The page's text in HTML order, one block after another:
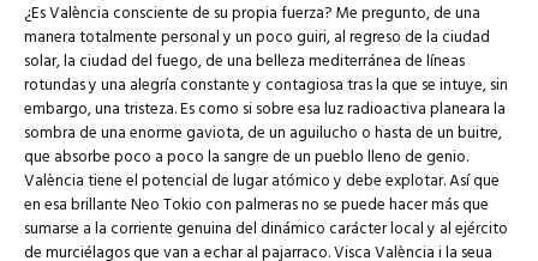
¿Es València consciente de su propia fuerza? Me pregunto, de una
manera totalmente personal y un poco guiri, al regreso de la ciudad
solar, la ciudad del fuego, de una belleza mediterránea de líneas
rotundas y una alegría constante y contagiosa tras la que se intuye, sin
embargo, una tristeza. Es como si sobre esa luz radioactiva planeara la
sombra de una enorme gaviota, de un aguilucho o hasta de un buitre,
que absorbe poco a poco la sangre de un pueblo lleno de genio.
València tiene el potencial de lugar atómico y debe explotar. Así que
en esa brillante Neo Tokio con palmeras no se puede hacer más que
sumarse a la corriente genuina del dinámico carácter local y al ejército
de murciélagos que van a echar al pajarraco. Visca València i la seua